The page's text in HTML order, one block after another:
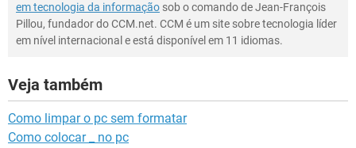
em tecnologia da informação sob o comando de Jean-François
Pillou, fundador do CCM.net. CCM é um site sobre tecnologia líder
em nível internacional e está disponível em 11 idiomas.
Veja também
Como limpar o pc sem formatar
Como colocar _ no pc